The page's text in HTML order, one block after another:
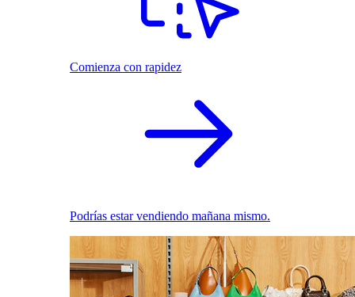
Comienza con rapidez
Podrías estar vendiendo mañana mismo.